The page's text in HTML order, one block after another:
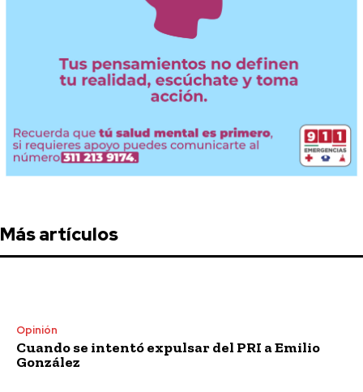
Más artículos
Opinión
Cuando se intentó expulsar del PRI a Emilio
González